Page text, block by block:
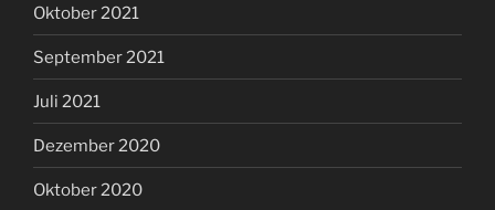
Oktober 2021
September 2021
Juli 2021
Dezember 2020
Oktober 2020